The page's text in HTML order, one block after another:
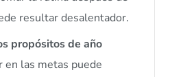
resultar desalentador.
propósitos de año
en las metas puede